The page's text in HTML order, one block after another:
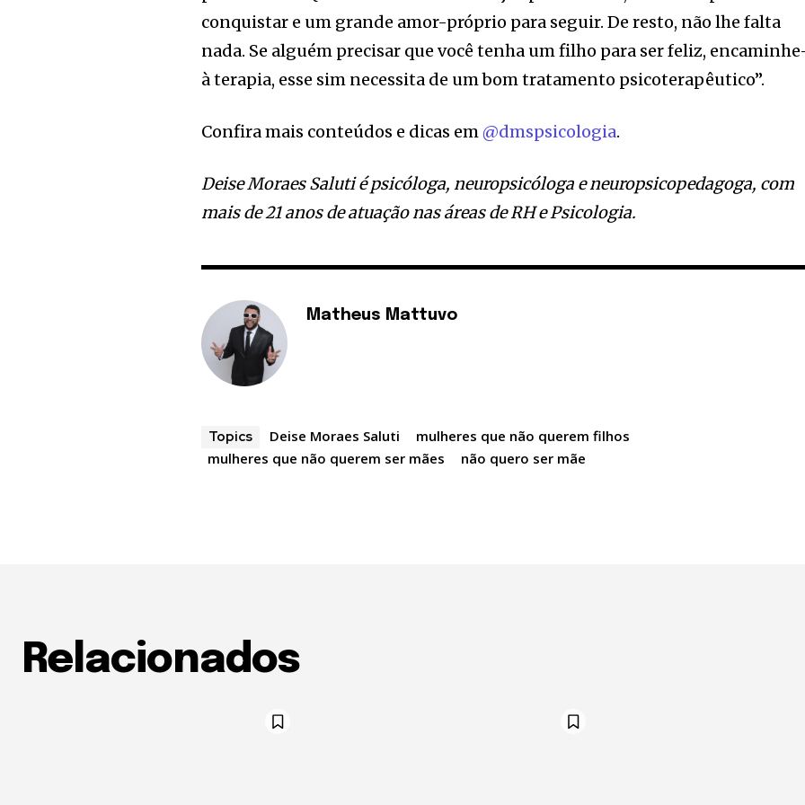
conquistar e um grande amor-próprio para seguir. De resto, não lhe falta
nada. Se alguém precisar que você tenha um filho para ser feliz,
à terapia, esse sim necessita de um bom tratamento psicoterapêutico”.
Confira mais conteúdos e dicas em@dmspsicologia.
Deise Moraes Saluti é psicóloga, neuropsicóloga e neuropsicopedagoga, com
mais de 21 anos de atuação nas áreas de RH e Psicologia.
Matheus Mattuvo
Topics Deise Moraes Saluti
mulheres que não querem filhos
mulheres que não querem ser mães
não quero ser mãe
Relacionados